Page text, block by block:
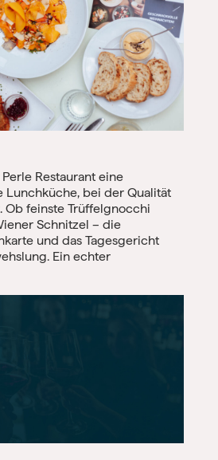
Restaurant eine
Lunchküche, bei der Qualität
Ob feinste Trüffelgnocchi
Schnitzel – die
und das Tagesgericht
Ein echter